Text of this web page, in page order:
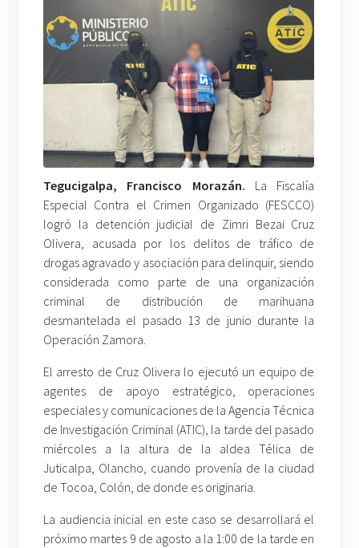
Tegucigalpa, Francisco Morazán. La Fiscalía
Especial Contra el Crimen Organizado (FESCCO)
logró la detención judicial de Zimri Bezai Cruz
Olivera, acusada por los delitos de tráfico de
drogas agravado y asociación para delinquir, siendo
considerada como parte de una organización
criminal de distribución de marihuana
desmantelada el pasado 13 de junio durante la
Operación Zamora.
El arresto de Cruz Olivera lo ejecutó un equipo de
agentes de apoyo estratégico, operaciones
especiales y comunicaciones de la Agencia Técnica
de Investigación Criminal (ATIC), la tarde del pasado
miércoles a la altura de la aldea Télica de
Juticalpa, Olancho, cuando provenía de la ciudad
de Tocoa, Colón, de donde es originaria.
La audiencia inicial en este caso se desarrollará el
próximo martes 9 de agosto a la 1:00 de la tarde en